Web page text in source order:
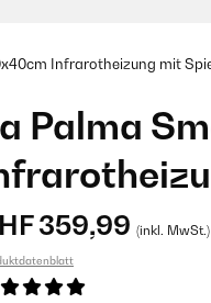
Infrarotheizung mit
Palma
359,99 (inkl. MwSt.)